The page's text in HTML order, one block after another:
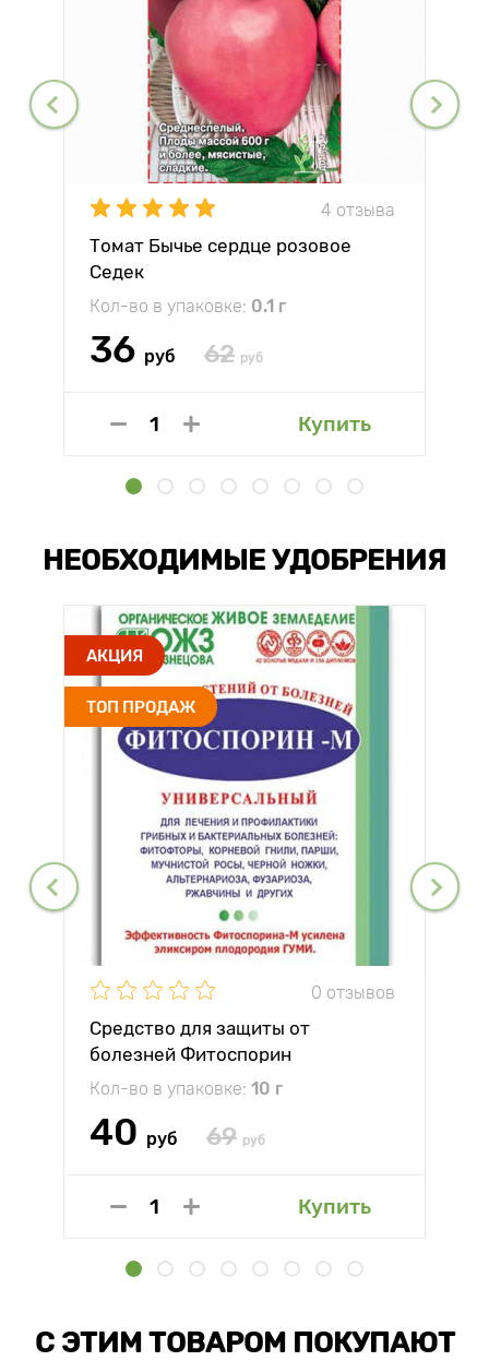
4 отзыва
Томат Бычье сердце розовое
Седек
Кол-во в упаковке: 0.1 г
36 руб 62 руб
Купить
НЕОБХОДИМЫЕ УДОБРЕНИЯ
АКЦИЯ
ТОП ПРОДАЖ
0 отзывов
Средство для защиты от
болезней Фитоспорин
Кол-во в упаковке: 10 г
40 руб 69 руб
Купить
С ЭТИМ ТОВАРОМ ПОКУПАЮТ